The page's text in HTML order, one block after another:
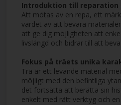
Introduktion till reparation
Att mötas av en repa, ett
värdet av att bevara
att ge dig möjligheten att
livslängd och bidrar till att
Fokus på träets unika
Trä är ett levande material
möjligt med den befintliga
det fortsätta att berätta sin
enkelt med rätt verktyg och